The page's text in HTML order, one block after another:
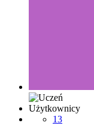
Użytkownicy
13